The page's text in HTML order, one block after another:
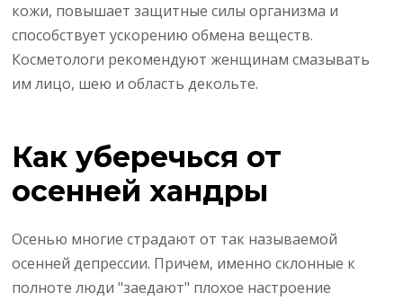
кожи, повышает защитные силы организма и
способствует ускорению обмена веществ.
Косметологи рекомендуют женщинам смазывать
им лицо, шею и область декольте.
Как уберечься от
осенней хандры
Осенью многие страдают от так называемой
осенней депрессии. Причем, именно склонные к
полноте люди "заедают" плохое настроение